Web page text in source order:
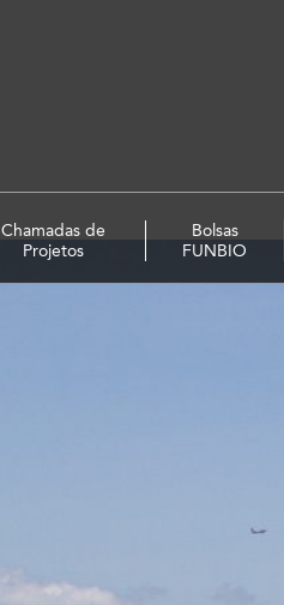
Chamadas de
Projetos
Bolsas
FUNBIO